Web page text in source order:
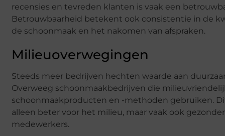
recensies en tevreden klanten is vaak een
Betrouwbaarheid betekent ook consistentie in de
de schoonmaak en het nakomen van afspraken.
Milieuoverwegingen
Steeds meer bedrijven hechten waarde aan
Overweeg schoonmaakbedrijven die
schoonmaakproducten en -methoden gebruiken.
alleen beter voor het milieu, maar vaak ook
medewerkers.